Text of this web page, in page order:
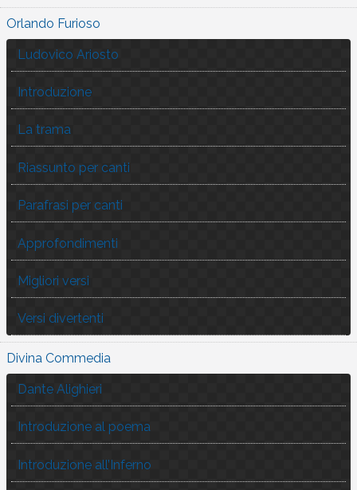
Orlando Furioso
Ludovico Ariosto
Introduzione
La trama
Riassunto per canti
Parafrasi per canti
Approfondimenti
Migliori versi
Versi divertenti
Divina Commedia
Dante Alighieri
Introduzione al poema
Introduzione all’Inferno